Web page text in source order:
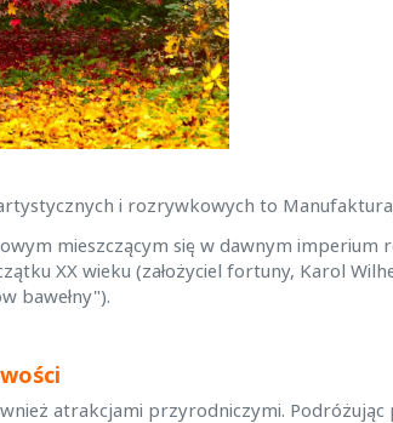
i rozrywkowych to
mieszczącym się wdawnym imperium
XX wieku (założyciel fortuny, Karol
bawełny").
atrakcjami przyrodniczymi. Podróżując